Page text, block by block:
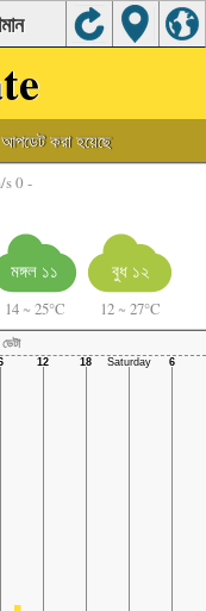
করা হয়েছে
s 0 -
মঙ্গল ১১
14 ~ 25°C
বুধ ১২
12 ~ 27°C